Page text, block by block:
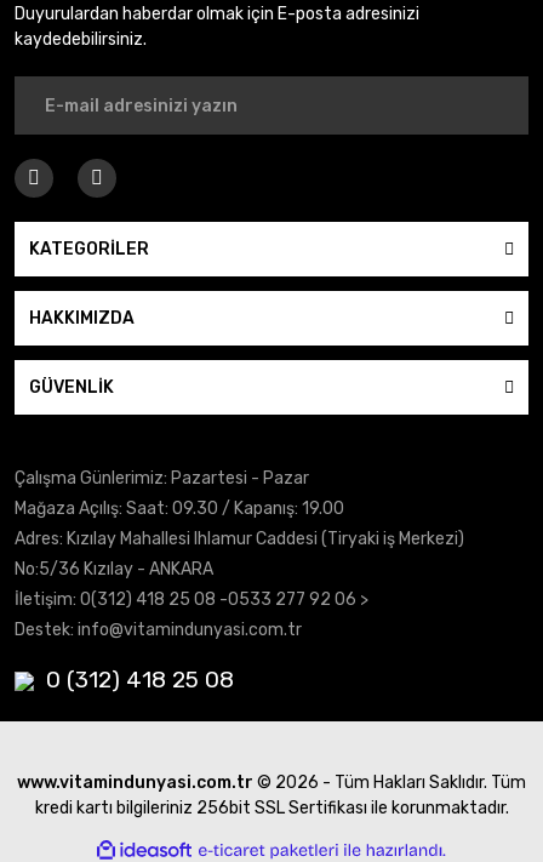
Duyurulardan haberdar olmak için E-posta adresinizi
kaydedebilirsiniz.
KATEGORİLER
HAKKIMIZDA
GÜVENLİK
Çalışma Günlerimiz: Pazartesi - Pazar
Mağaza Açılış: Saat: 09.30 / Kapanış: 19.00
Adres: Kızılay Mahallesi Ihlamur Caddesi (Tiryaki iş Merkezi)
No:5/36 Kızılay - ANKARA
İletişim: 0(312) 418 25 08 -0533 277 92 06 >
Destek: info@vitamindunyasi.com.tr
0 (312) 418 25 08
www.vitamindunyasi.com.tr © 2026 - Tüm Hakları Saklıdır. Tüm
kredi kartı bilgileriniz 256bit SSL Sertifikası ile korunmaktadır.
ideasoft e-